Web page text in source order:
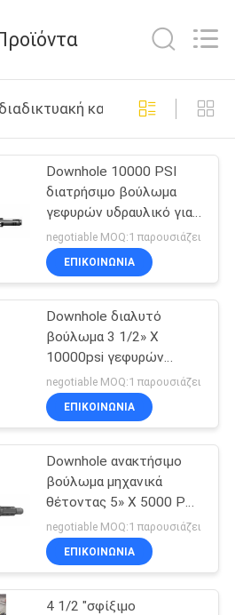
κατασκευή
Downhole 10000 PSI
διατρήσιμο βούλωμα
γεφυρών υδραυλικό για
την ολοκλήρωση
πετρελαιοπηγών
negotiable MOQ:1 παρουσιάζει
ΕΠΙΚΟΙΝΩΝΊΑ
Downhole διαλυτό
βούλωμα 3 1/2» Χ
10000psi γεφυρών
βουλωμάτων και
συσκευαστών γεφυρών
negotiable MOQ:1 παρουσιάζει
ΕΠΙΚΟΙΝΩΝΊΑ
Downhole ανακτήσιμο
βούλωμα μηχανικά
θέτοντας 5» Χ 5000 PSI
RBP γεφυρών
negotiable MOQ:1 παρουσιάζει
ΕΠΙΚΟΙΝΩΝΊΑ
4 1/2 "σφίξιμο